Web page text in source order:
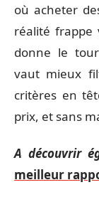
où acheter
réalité frappe
donne le
vaut mieux
critères en
prix, et sans
A découvrir
meilleur